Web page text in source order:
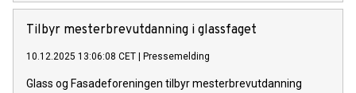
og dermed eliminerer disse utfordringene.
Tilbyr mesterbrevutdanning i glassfaget
10.12.2025 13:06:08 CET Pressemelding
Glass og Fasadeforeningen tilbyr mesterbrevutdanning